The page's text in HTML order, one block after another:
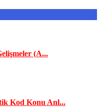
(A...
Kod Konu Anl...